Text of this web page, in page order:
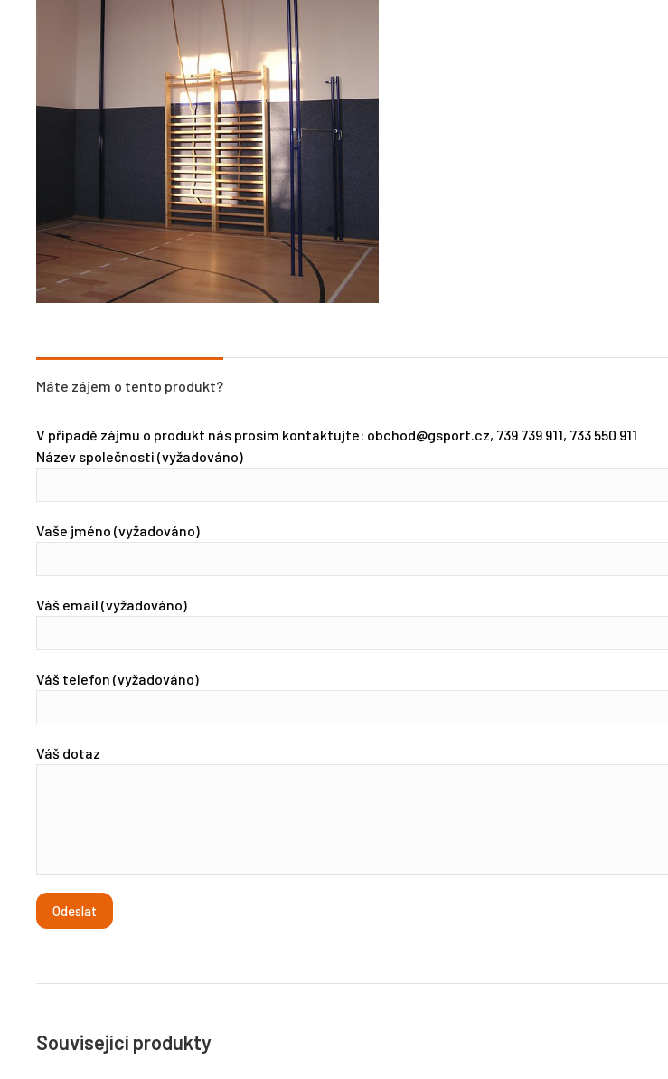
Máte zájem o tento produkt?
V případě zájmu o produkt nás prosím kontaktujte: obchod@gsport.cz, 739 739 911, 733 550 911
Název společnosti (vyžadováno)
Vaše jméno (vyžadováno)
Váš email (vyžadováno)
Váš telefon (vyžadováno)
Váš dotaz
Související produkty